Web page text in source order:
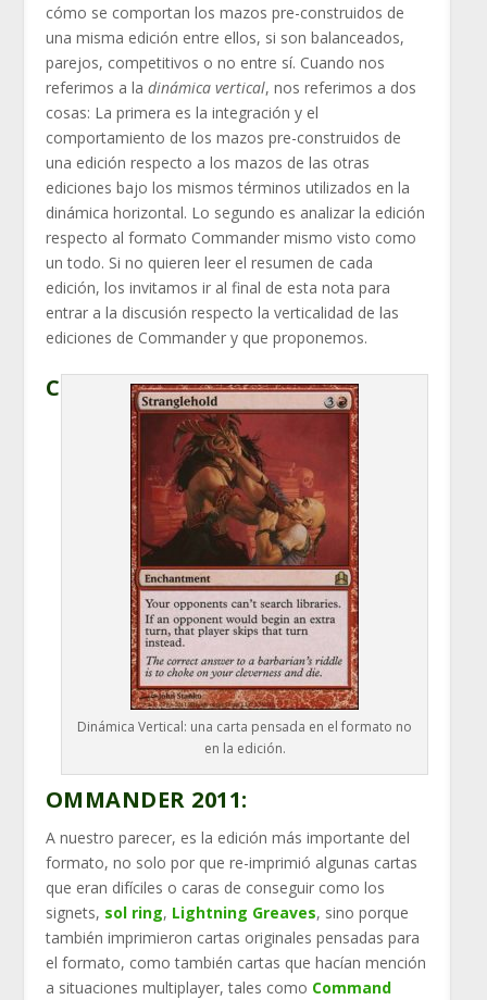
cómo se comportan los mazos pre-construidos de
una misma edición entre ellos, si son balanceados,
parejos, competitivos o no entre sí. Cuando nos
referimos a la dinámica vertical, nos referimos a dos
cosas: La primera es la integración y el
comportamiento de los mazos pre-construidos de
una edición respecto a los mazos de las otras
ediciones bajo los mismos términos utilizados en la
dinámica horizontal. Lo segundo es analizar la edición
respecto al formato Commander mismo visto como
un todo. Si no quieren leer el resumen de cada
edición, los invitamos ir al final de esta nota para
entrar a la discusión respecto la verticalidad de las
ediciones de Commander y que proponemos.
Dinámica Vertical: una carta pensada en el formato no
en la edición.
C
OMMANDER 2011:
A nuestro parecer, es la edición más importante del
formato, no solo por que re-imprimió algunas cartas
que eran difíciles o caras de conseguir como los
signets, sol ring, Lightning Greaves, sino porque
también imprimieron cartas originales pensadas para
el formato, como también cartas que hacían mención
a situaciones multiplayer, tales como Command